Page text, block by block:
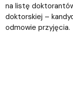
na listę
doktorskiej –
odmowie przyjęcia.